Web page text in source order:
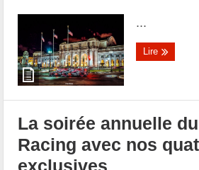
...
Lire
La soirée annuelle
Racing avec nos
exclusives